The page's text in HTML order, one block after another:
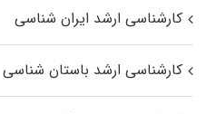
کارشناسی ارشد ایران شناسی
کارشناسی ارشد باستان شناسی